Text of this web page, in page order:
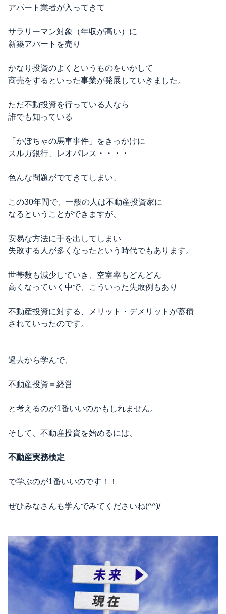
アパート業者が入ってきて
サラリーマン対象（年収が高い）に
新築アパートを売り
かなり投資のよくというものをいかして
商売をするといった事業が発展していきました。
ただ不動投資を行っている人なら
誰でも知っている
「かぼちゃの馬車事件」をきっかけに
スルガ銀行、レオパレス・・・・
色んな問題がでてきてしまい、
この30年間で、一般の人は不動産投資家に
なるということができますが、
安易な方法に手を出してしまい
失敗する人が多くなったという時代でもあります。
世帯数も減少していき、空室率もどんどん
高くなっていく中で、こういった失敗例もあり
不動産投資に対する、メリット・デメリットが蓄積
されていったのです。
過去から学んで、
不動産投資＝経営
と考えるのが1番いいのかもしれません。
そして、不動産投資を始めるには、
不動産実務検定
で学ぶのが1番いいのです！！
ぜひみなさんも学んでみてくださいね(^^)/